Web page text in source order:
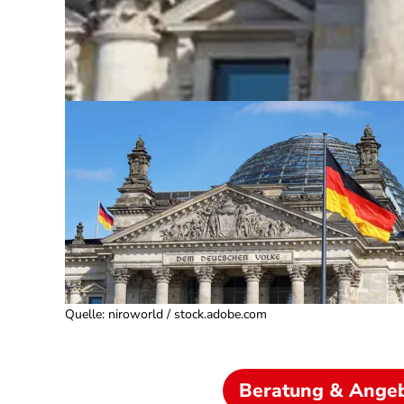
Quelle: niroworld / stock.adobe.com
Beratung &